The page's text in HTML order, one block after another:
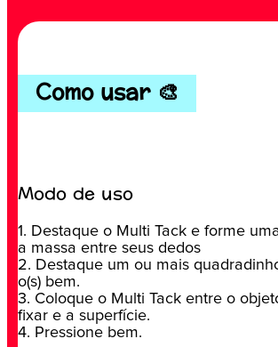
Como usar 🎨
Modo de uso
1. Destaque o Multi Tack e forme
a massa entre seus dedos
2. Destaque um ou mais
o(s) bem.
3. Coloque o Multi Tack entre o
fixar e a superfície.
4. Pressione bem.